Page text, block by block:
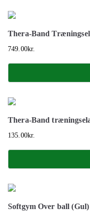
Thera-Band
749.00kr.
Thera-Band
135.00kr.
Softgym Over ball (Gul)